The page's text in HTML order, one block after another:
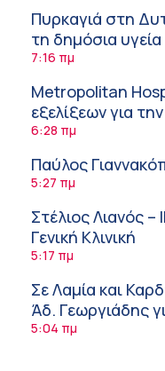
Πυρκαγιά στη
τη δημόσια υγεία
7:16 πμ
Metropolitan
εξελίξεων για την Τεχνητή Νοημοσύνη και
την Ογκολογία
6:28 πμ
Παύλος
5:27 πμ
Στέλιος Λιανός –
Γενική Κλινική
5:17 πμ
Σε Λαμία και
Άδ. Γεωργιάδης
ασθενοφόρων του
5:04 πμ
Πόσο μας